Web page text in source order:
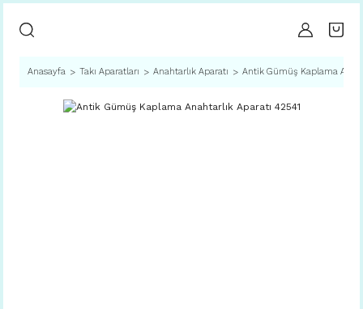
Anasayfa Takı Aparatları Anahtarlık Aparatı Antik Gümüş Kaplama